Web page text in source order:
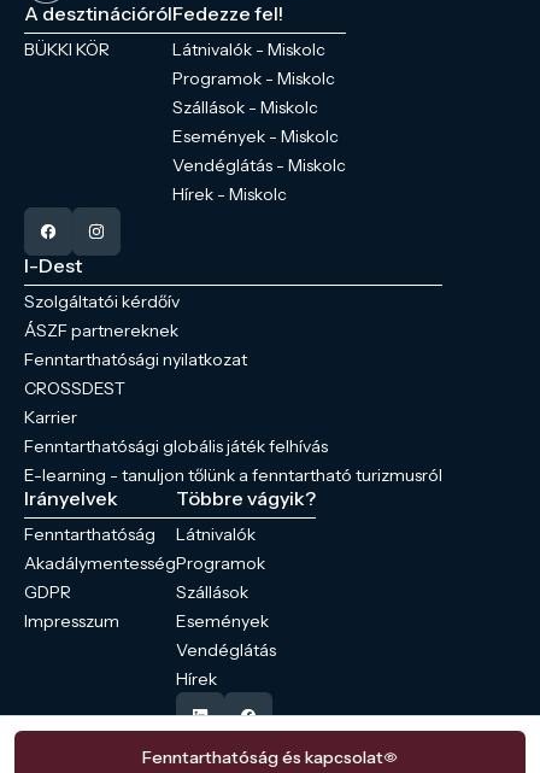
Fenntarthatóság és kapcsolat
A desztinációról
BÜKKI KÖR
Fedezze fel!
Látnivalók - Miskolc
Programok - Miskolc
Szállások - Miskolc
Események - Miskolc
Vendéglátás - Miskolc
Hírek - Miskolc
I-Dest
Szolgáltatói kérdőív
ÁSZF partnereknek
Fenntarthatósági nyilatkozat
CROSSDEST
Karrier
Fenntarthatósági globális játék felhívás
E-learning - tanuljon tőlünk a fenntartható turizmusról
Irányelvek
Fenntarthatóság
Akadálymentesség
GDPR
Impresszum
Többre vágyik?
Látnivalók
Programok
Szállások
Események
Vendéglátás
Hírek